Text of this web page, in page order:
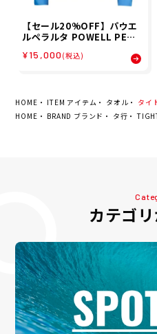
【セール20%OFF】パウエ
ルペラルタ POWELL PERA
ド ウェア アウター ジャケッ
A 秋冬
¥15,000 (税込)
HOME ITEM アイテム タオル
タイ
HOME
BRAND ブランド タ行
カテゴ